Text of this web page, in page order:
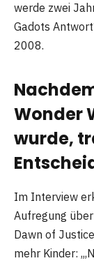
werde zwei
Gadots
2008.
Wonder
wurde,
Im Interview
Aufregung
Dawn of
mehr Kinder: